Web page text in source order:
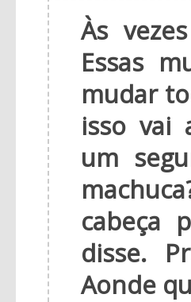
Às
Essas
mudar
isso vai
um
cabeça
disse.
Aonde